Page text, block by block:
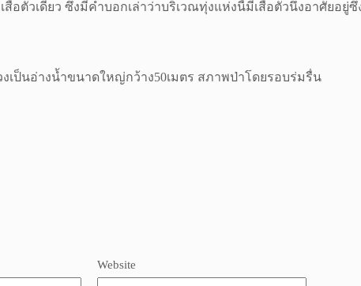
อตัวเดียว ซึ่งมีคำบอกเล่าว่าบริเวณทุ่งแห่งนี้มีเสือตัวนึงอาศัยอยู่ซึ่
ป็นอ่างน้ำขนาดใหญ่กว้าง50เมตร สภาพป่าโดยรอบร่มรื่น
Website